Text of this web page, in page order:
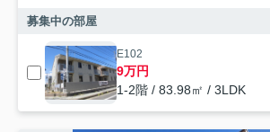
募集中の部屋
E102
9万円
1-2階 / 83.98㎡ / 3LDK